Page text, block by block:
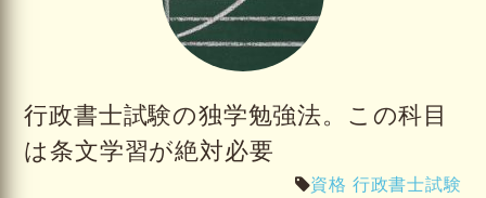
行政書士試験の独学勉強法。この科目
は条文学習が絶対必要
資格 行政書士試験